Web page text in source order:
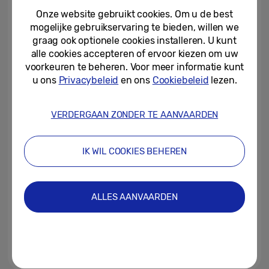
25-03-2026
Directe toegang tot AI-assistent
met zijknop op Samsung Galaxy
A-serie uitgebreid
Galaxy A36 5G en Galaxy A26
5G nu wereldwijd verkrijgbaar
Maak kennis met Awesome
Onze website gebruikt cookies. Om u de best
mogelijke gebruikservaring te bieden, willen we
graag ook optionele cookies installeren. U kunt
alle cookies accepteren of ervoor kiezen om uw
voorkeuren te beheren. Voor meer informatie kunt
u ons Privacybeleid en ons Cookiebeleid lezen.
VERDERGAAN ZONDER TE AANVAARDEN
IK WIL COOKIES BEHEREN
ALLES AANVAARDEN